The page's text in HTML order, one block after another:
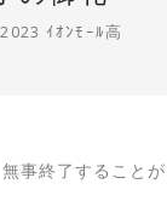
2023 ｲｵﾝﾓｰﾙ高
事終了することが